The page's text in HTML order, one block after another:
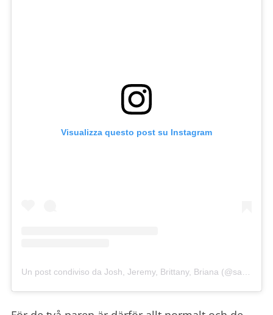
Visualizza questo post su Instagram
Un post condiviso da Josh, Jeremy, Brittany, Briana (@salyerstwins)